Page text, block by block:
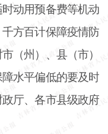
动用预备费等机动
方百计保障疫情防
（州）、县（市）
水平偏低的要及时
厅、各市县级政府